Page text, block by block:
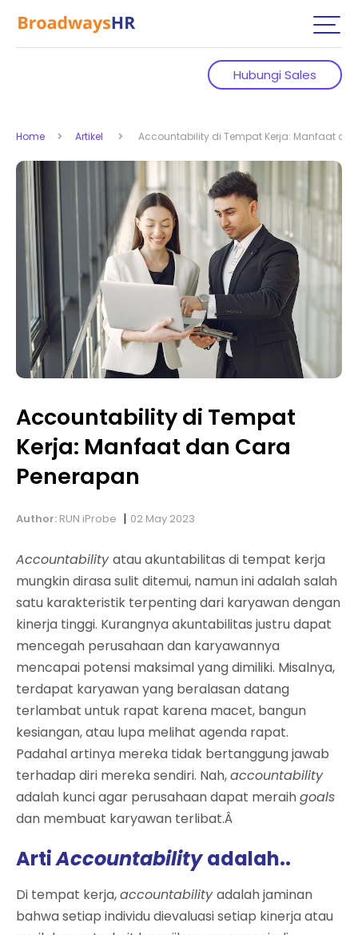
Hubungi Sales
Home Artikel Accountability di Tempat Kerja: Manfaat
Accountability di Tempat
Kerja: Manfaat dan Cara
Penerapan
Author: RUN iProbe | 02 May 2023
Accountabilityatau akuntabilitas di tempat kerja
mungkin dirasa sulit ditemui, namun ini adalah salah
satu karakteristik terpenting dari karyawan dengan
kinerja tinggi. Kurangnya akuntabilitas justru dapat
mencegah perusahaan dan karyawannya
mencapai potensi maksimal yang dimiliki. Misalnya,
terdapat karyawan yang beralasan datang
terlambat untuk rapat karena macet, bangun
kesiangan, atau lupa melihat agenda rapat.
Padahal artinya mereka tidak bertanggung jawab
terhadap diri mereka sendiri. Nah,accountability
adalah kunci agar perusahaan dapat meraihgoals
dan membuat karyawan terlibat.Â
ArtiAccountabilityadalah..
Di tempat kerja,accountabilityadalah jaminan
bahwa setiap individu dievaluasi setiap kinerja atau